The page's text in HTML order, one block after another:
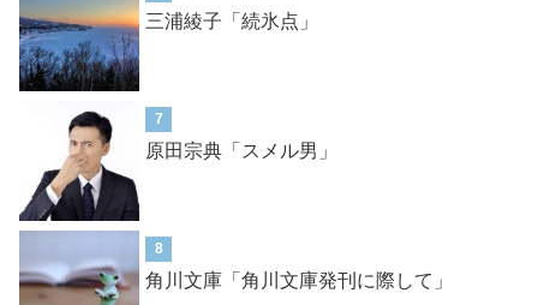
三浦綾子「続氷点」
7
原田宗典「スメル男」
8
角川文庫「角川文庫発刊に際して」